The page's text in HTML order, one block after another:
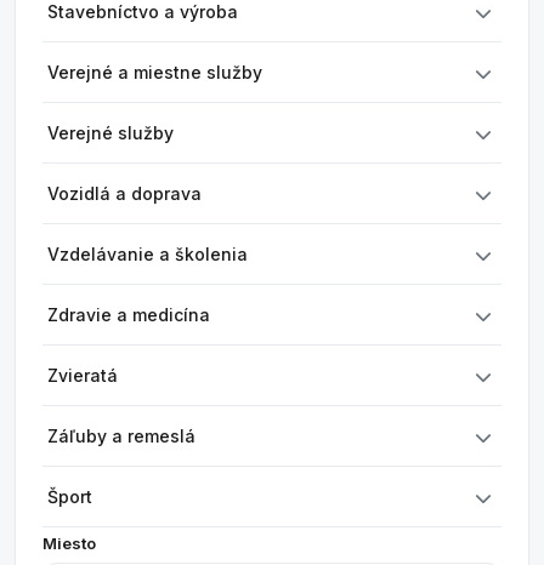
Stavebníctvo a výroba
Verejné a miestne služby
Verejné služby
Vozidlá a doprava
Vzdelávanie a školenia
Zdravie a medicína
Zvieratá
Záľuby a remeslá
Šport
Miesto